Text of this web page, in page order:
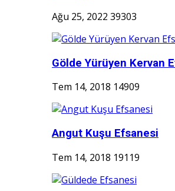
Ağu 25, 2022 39303
Gölde Yürüyen Kervan
Tem 14, 2018 14909
Angut Kuşu Efsanesi
Tem 14, 2018 19119